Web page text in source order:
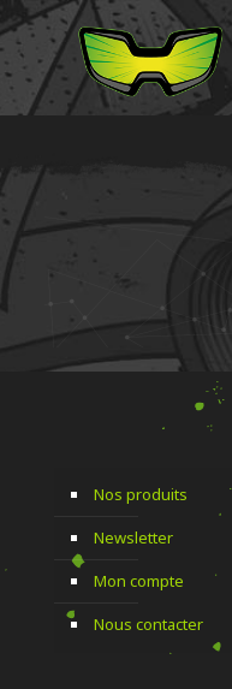
Nos produits
Newsletter
Mon compte
Nous contacter